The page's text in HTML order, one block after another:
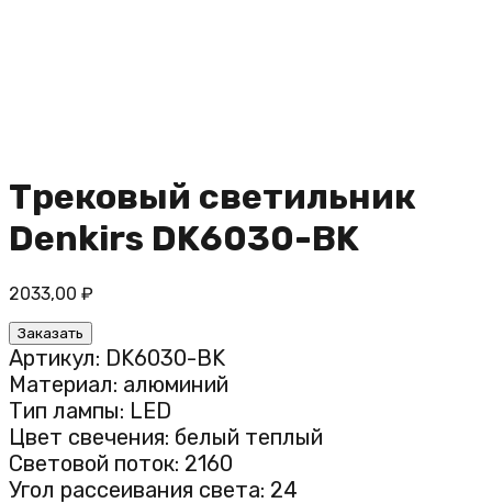
Трековый светильник
Denkirs DK6030-BK
2033,00 ₽
Заказать
Артикул: DK6030-BK
Материал: алюминий
Тип лампы: LED
Цвет свечения: белый теплый
Световой поток: 2160
Угол рассеивания света: 24